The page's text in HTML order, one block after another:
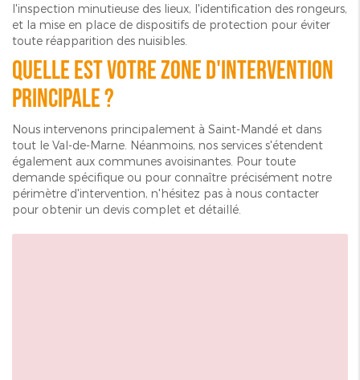
l'inspection minutieuse des lieux, l'identification des rongeurs,
et la mise en place de dispositifs de protection pour éviter
toute réapparition des nuisibles.
Quelle est votre zone d'intervention
principale ?
Nous intervenons principalement à Saint-Mandé et dans
tout le Val-de-Marne. Néanmoins, nos services s'étendent
également aux communes avoisinantes. Pour toute
demande spécifique ou pour connaître précisément notre
périmètre d'intervention, n'hésitez pas à nous contacter
pour obtenir un devis complet et détaillé.